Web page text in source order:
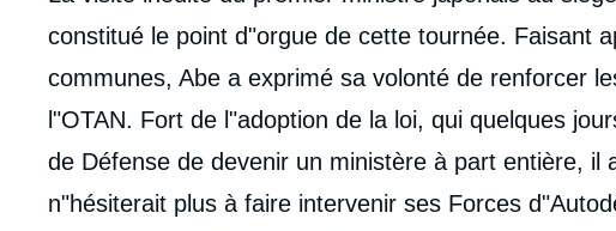
constitué le point d"orgue de cette tournée. Faisant
communes, Abe a exprimé sa volonté de renforcer
l"OTAN. Fort de l"adoption de la loi, qui quelques
de Défense de devenir un ministère à part entière, il
n"hésiterait plus à faire intervenir ses Forces